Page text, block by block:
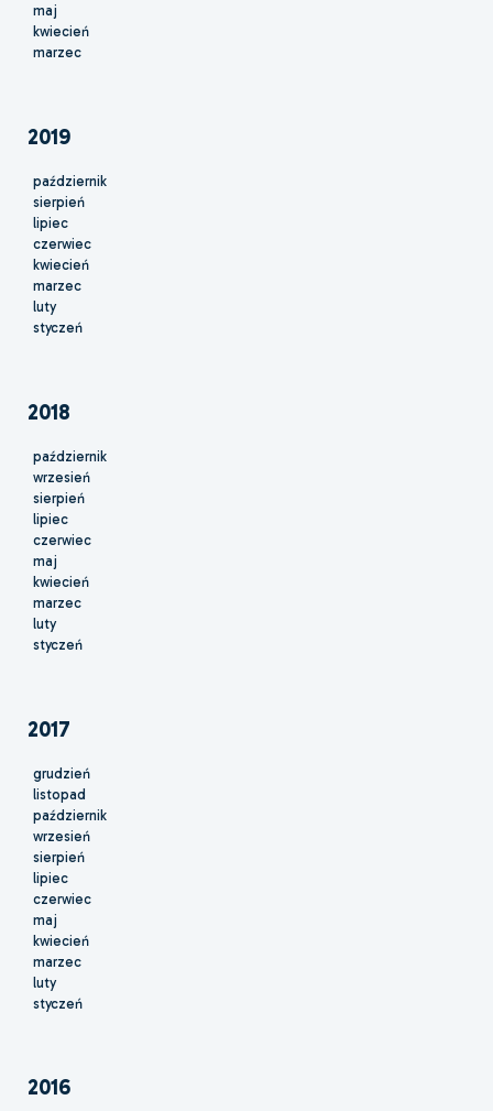
maj
kwiecień
marzec
2019
październik
sierpień
lipiec
czerwiec
kwiecień
marzec
luty
styczeń
2018
październik
wrzesień
sierpień
lipiec
czerwiec
maj
kwiecień
marzec
luty
styczeń
2017
grudzień
listopad
październik
wrzesień
sierpień
lipiec
czerwiec
maj
kwiecień
marzec
luty
styczeń
2016